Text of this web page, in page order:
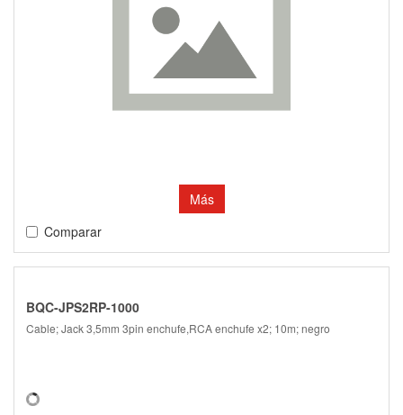
Más
Comparar
BQC-JPS2RP-1000
Cable; Jack 3,5mm 3pin enchufe,RCA enchufe x2; 10m; negro